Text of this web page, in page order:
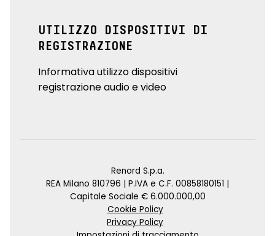
UTILIZZO DISPOSITIVI DI
REGISTRAZIONE
Informativa utilizzo dispositivi
registrazione audio e video
Renord S.p.a.
REA Milano 810796 | P.IVA e C.F. 00858180151 |
Capitale Sociale € 6.000.000,00
Cookie Policy
Privacy Policy